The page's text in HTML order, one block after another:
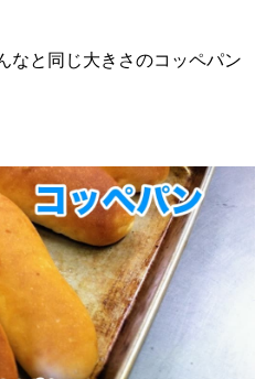
なと同じ大きさのコッペパン